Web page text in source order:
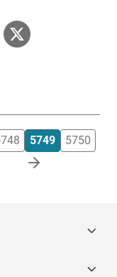
5749
5750